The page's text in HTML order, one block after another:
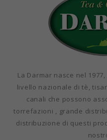
La Darmar nasce nel
livello nazionale di tè,
canali che possono
torrefazioni , grande
distribuzione di questi